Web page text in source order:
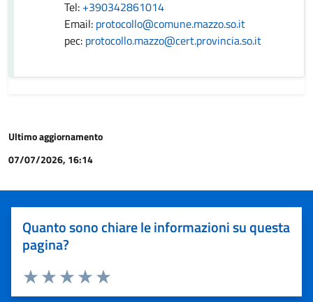
Tel: +390342861014
Email: protocollo@comune.mazzo.so.it
pec: protocollo.mazzo@cert.provincia.so.it
Ultimo aggiornamento
07/07/2026, 16:14
Quanto sono chiare le informazioni su questa
pagina?
Valuta 5 stelle su 5
Valuta 4 stelle su 5
Valuta 3 stelle su 5
Valuta 2 stelle su 5
Valuta 1 stelle su 5